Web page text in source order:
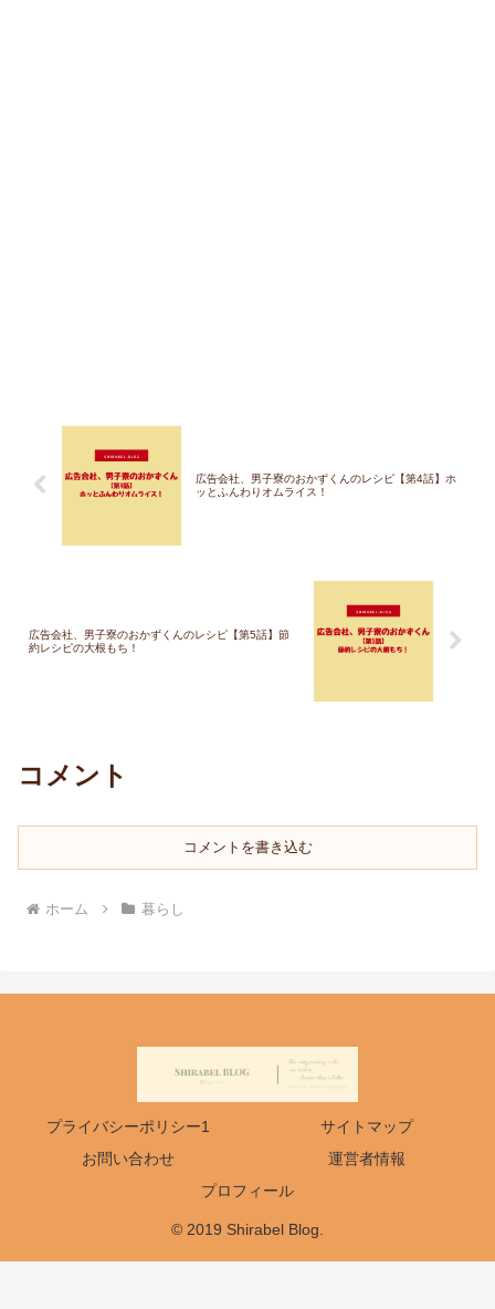
広告会社、男子寮のおかずくんのレシピ【第4話】ホ
ッとふんわりオムライス！
広告会社、男子寮のおかずくんのレシピ【第5話】節
約レシピの大根もち！
コメント
コメントを書き込む
ホーム 暮らし
プライバシーポリシー1
サイトマップ
お問い合わせ
運営者情報
プロフィール
© 2019 Shirabel Blog.